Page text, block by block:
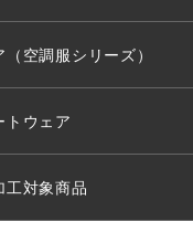
空調服シリーズ）
トウェア
工対象商品